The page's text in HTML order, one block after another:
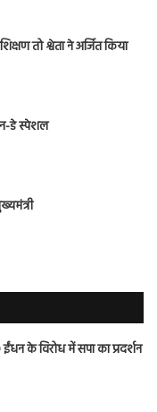
तो श्वेता ने अर्जित किया
डे स्पेशल
के विरोध में सपा का प्रदर्शन